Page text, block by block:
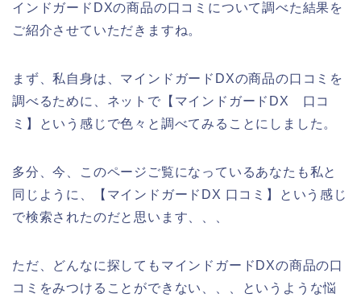
インドガードDXの商品の口コミについて調べた結果を
ご紹介させていただきますね。
まず、私自身は、マインドガードDXの商品の口コミを
調べるために、ネットで【マインドガードDX 口コ
ミ】という感じで色々と調べてみることにしました。
多分、今、このページご覧になっているあなたも私と
同じように、【マインドガードDX 口コミ】という感じ
で検索されたのだと思います、、、
ただ、どんなに探してもマインドガードDXの商品の口
コミをみつけることができない、、、というような悩